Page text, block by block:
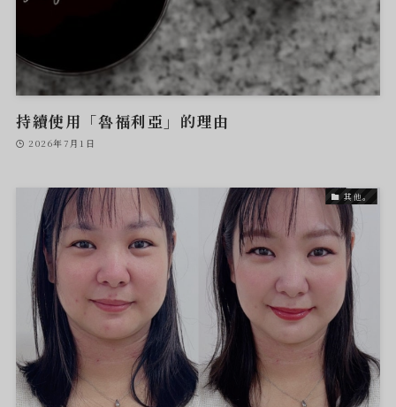
持續使用「魯福利亞」的理由
2026年7月1日
其他。